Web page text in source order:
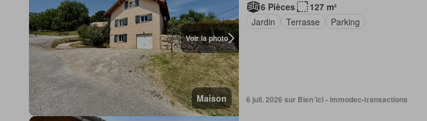
Voir la photo
Maison
6 Pièces
127 m²
Jardin
Terrasse Parking
6 juil. 2026 sur Bien´ici - immodec-transactions